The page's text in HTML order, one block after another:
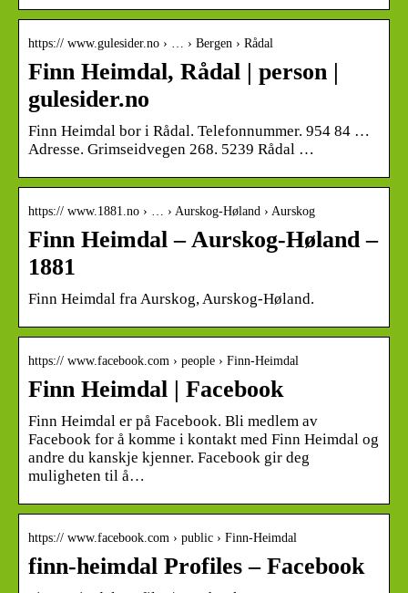
https:// www.gulesider.no › … › Bergen › Rådal
Finn Heimdal, Rådal | person |
gulesider.no
Finn Heimdal bor i Rådal. Telefonnummer. 954 84 …
Adresse. Grimseidvegen 268. 5239 Rådal …
https:// www.1881.no › … › Aurskog-Høland › Aurskog
Finn Heimdal – Aurskog-Høland –
1881
Finn Heimdal fra Aurskog, Aurskog-Høland.
https:// www.facebook.com › people › Finn-Heimdal
Finn Heimdal | Facebook
Finn Heimdal er på Facebook. Bli medlem av
Facebook for å komme i kontakt med Finn Heimdal og
andre du kanskje kjenner. Facebook gir deg
muligheten til å…
https:// www.facebook.com › public › Finn-Heimdal
finn-heimdal Profiles – Facebook